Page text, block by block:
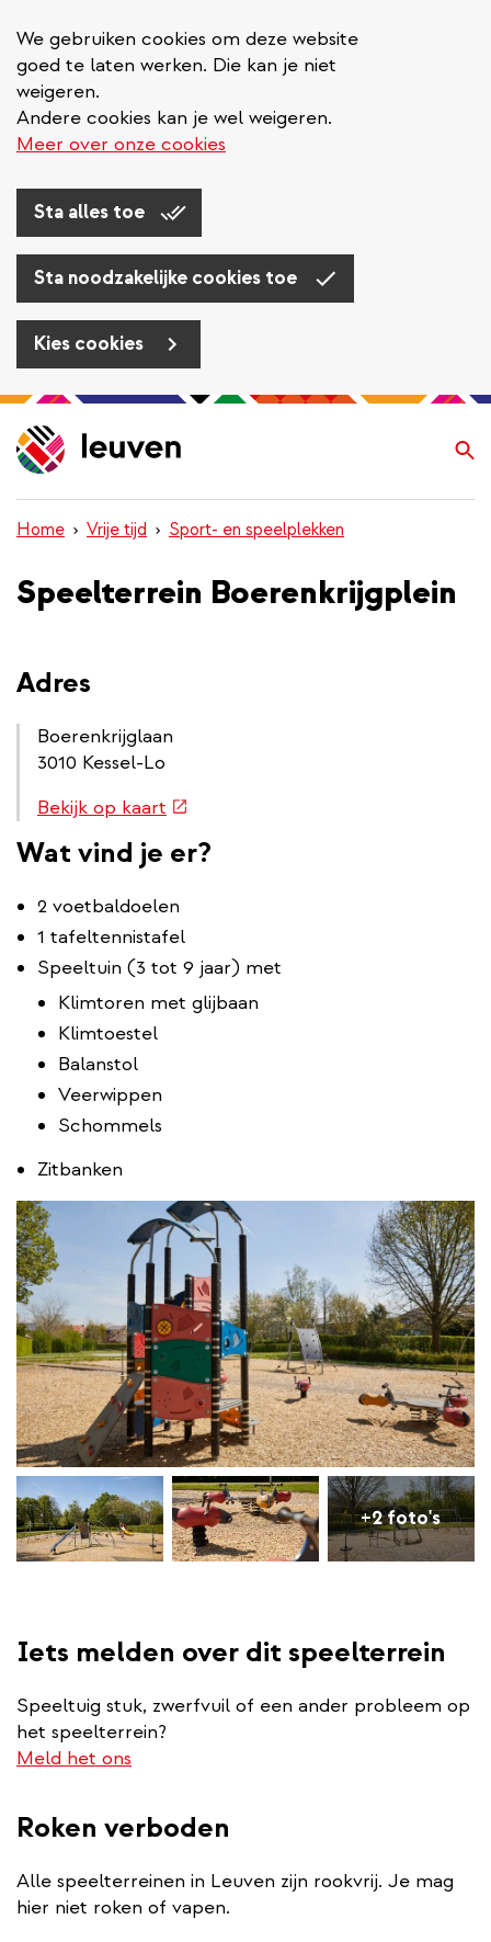
We gebruiken cookies om deze website
goed te laten werken. Die kan je niet
weigeren.
Andere cookies kan je wel weigeren.
Meer over onze cookies
Sta alles toe
Sta noodzakelijke cookies toe
Kies cookies
Overslaan
en
naar
inhoud
gaan
Home Vrije tijd Sport- en speelplekken
Speelterrein Boerenkrijgplein
Adres
Boerenkrijglaan
3010 Kessel-Lo
Routebeschrijving
Bekijk op kaart (externe
+2 foto's
Wat vind je er?
2 voetbaldoelen
1 tafeltennistafel
Speeltuin (3 tot 9 jaar) met
Klimtoren met glijbaan
Klimtoestel
Balanstol
Veerwippen
Schommels
Zitbanken
Iets melden over dit speelterrein
Speeltuig stuk, zwerfvuil of een ander probleem op
het speelterrein?
Meld het ons
Roken verboden
Alle speelterreinen in Leuven zijn rookvrij. Je mag
hier niet roken of vapen.